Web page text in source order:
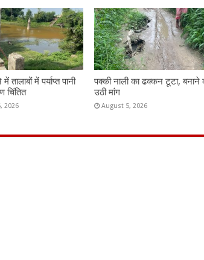
तालाबों में पर्याप्त पानी
चिंतित
2026
पक्की नाली का ढक्कन टूटा, बनाने
उठी मांग
August 5, 2026